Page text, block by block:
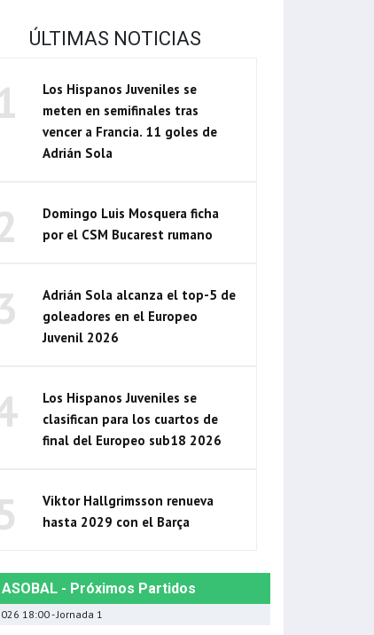
ÚLTIMAS NOTICIAS
Los Hispanos Juveniles se
meten en semifinales tras
vencer a Francia. 11 goles de
Adrián Sola
Domingo Luis Mosquera ficha
por el CSM Bucarest rumano
Adrián Sola alcanza el top-5 de
goleadores en el Europeo
Juvenil 2026
Los Hispanos Juveniles se
clasifican para los cuartos de
final del Europeo sub18 2026
Viktor Hallgrimsson renueva
hasta 2029 con el Barça
ASOBAL - Próximos Partidos
18:00- Jornada 1